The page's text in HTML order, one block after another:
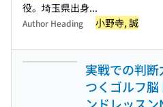
役。埼玉県出身...
Author Heading 小野寺, 誠
実戦での判
つくゴルフ